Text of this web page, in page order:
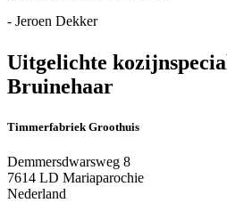
- Jeroen Dekker
Uitgelichte
Bruinehaar
Timmerfabriek Groothuis
Demmersdwarsweg 8
7614 LD Mariaparochie
Nederland